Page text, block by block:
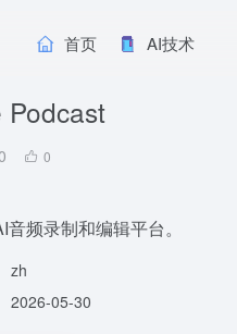
首页 AI技术
Podcast
0
频录制和编辑平台。
zh
2026-05-30